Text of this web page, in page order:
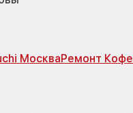
МоскваРемонт